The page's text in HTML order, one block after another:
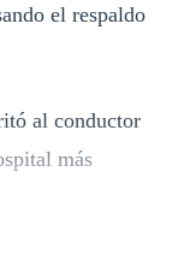
el respaldo
al conductor
más